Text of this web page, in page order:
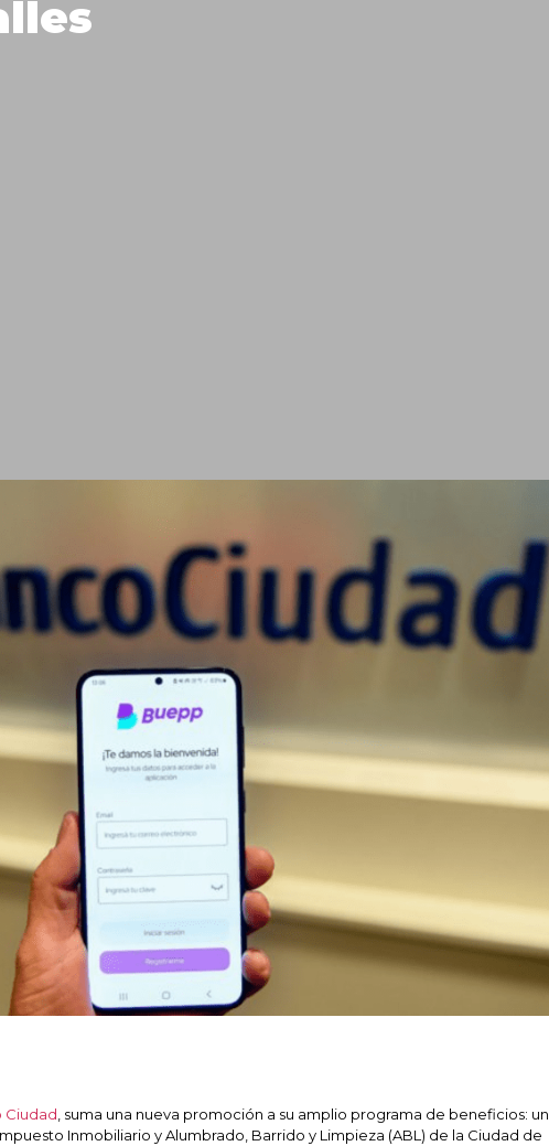
Ciudad, suma una nueva promoción a su amplio programa de beneficios: un
Inmobiliario y Alumbrado, Barrido y Limpieza (ABL) de la Ciudad de